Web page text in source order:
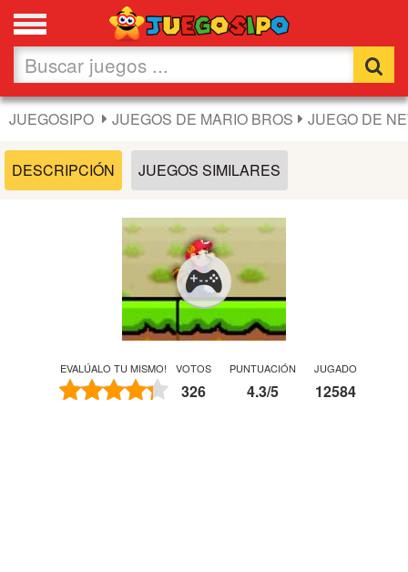
Favoritos
Nuevos
Flash
Acción
Chicas
Fútbol
JUEGOSIPO JUEGOS DE MARIO BROS JUEGO DE
DESCRIPCIÓN JUEGOS SIMILARES
EVALÚALO TU MISMO! VOTOS
326
PUNTUACIÓN
4.3/5
JUGADO
12584